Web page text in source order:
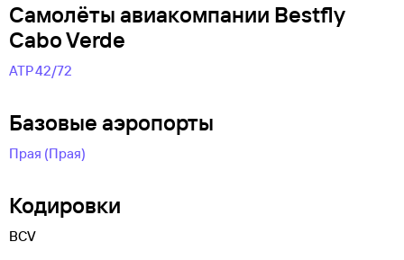
Самолëты авиакомпании Bestfly
Cabo Verde
АТР 42/72
Базовые аэропорты
Прая (Прая)
Кодировки
BCV